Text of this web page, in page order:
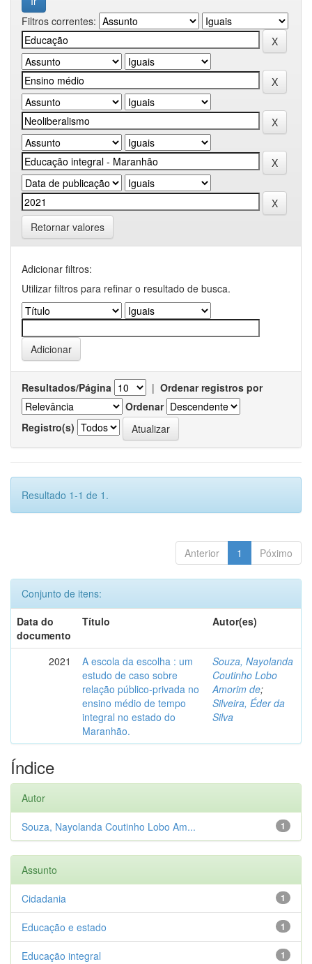
Filtros correntes:
Retornar valores
Adicionar filtros:
Utilizar filtros para refinar o resultado de busca.
Resultados/Página | Ordenar registros por
Ordenar
Registro(s)
Resultado 1-1 de 1.
Anterior 1 Póximo
Conjunto de itens:
Data do
documento
Título Autor(es)
2021
A escola da escolha : um
estudo de caso sobre
relação público-privada no
ensino médio de tempo
integral no estado do
Maranhão.
Souza, Nayolanda
Coutinho Lobo
Amorim de;
Silveira, Éder da
Silva
Índice
Autor
1
Souza, Nayolanda Coutinho Lobo Am...
Assunto
1
Cidadania
1
Educação e estado
1
Educação integral